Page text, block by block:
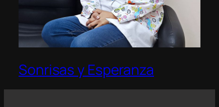
Sonrisas y Esperanza